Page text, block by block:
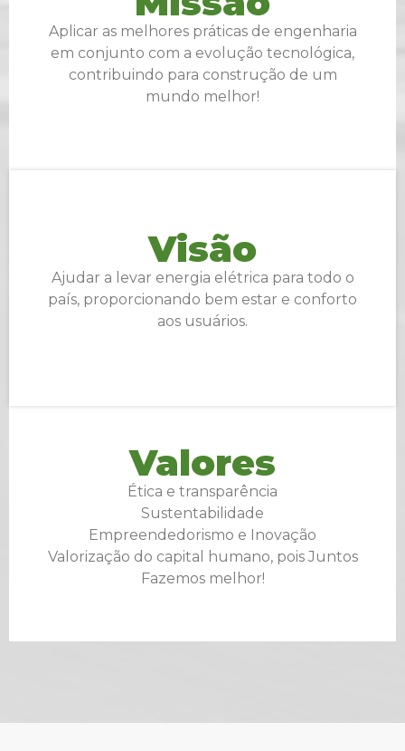
Aplicar as melhores práticas de engenharia
em conjunto com a evolução tecnológica,
contribuindo para construção de um
mundo melhor!
Visão
Ajudar a levar energia elétrica para todo o
país, proporcionando bem estar e conforto
aos usuários.
Valores
Ética e transparência
Sustentabilidade
Empreendedorismo e Inovação
Valorização do capital humano, pois Juntos
Fazemos melhor!